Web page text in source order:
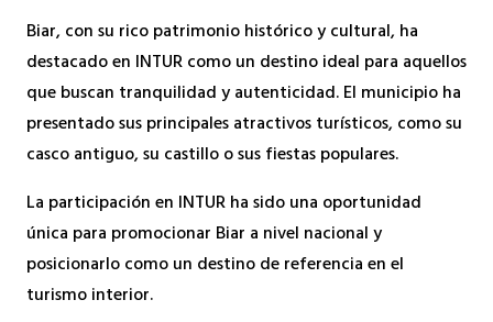
Biar, con su rico patrimonio histórico y cultural, ha
destacado en INTUR como un destino ideal para aquellos
que buscan tranquilidad y autenticidad. El municipio ha
presentado sus principales atractivos turísticos, como su
casco antiguo, su castillo o sus fiestas populares.
La participación en INTUR ha sido una oportunidad
única para promocionar Biar a nivel nacional y
posicionarlo como un destino de referencia en el
turismo interior.